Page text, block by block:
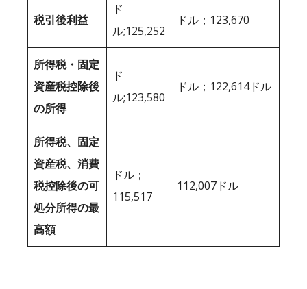
税引後利益
ド
ル;125,252
ドル；123,670
所得税・固定
資産税控除後
の所得
ド
ル;123,580
ドル；122,614ドル
所得税、固定
資産税、消費
税控除後の可
処分所得の最
高額
ドル；
115,517
112,007ドル